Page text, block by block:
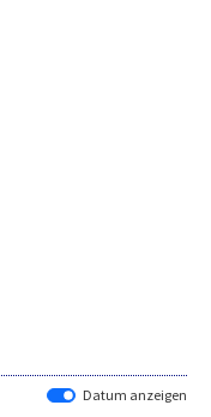
Datum anzeigen